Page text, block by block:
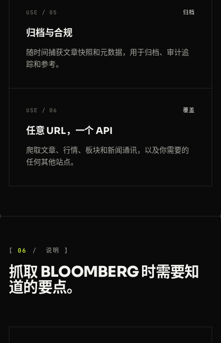
USE / 05 归档
归档与合规
随时间捕获文章快照和元数据，用于归档、审计追
踪和参考。
USE / 06 覆盖
任意 URL，一个 API
爬取文章、行情、板块和新闻通讯，以及你需要的
任何其他站点。
06 说明
抓取 BLOOMBERG 时需要知
道的要点。